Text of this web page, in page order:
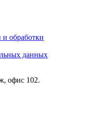
обработки
данных
офис 102.